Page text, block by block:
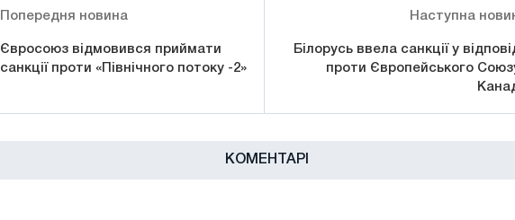
Попередня новина
Євросоюз відмовився приймати
санкції проти «Північного потоку -2»
Наступна
Білорусь ввела санкції у
проти Європейського
КОМЕНТАРІ